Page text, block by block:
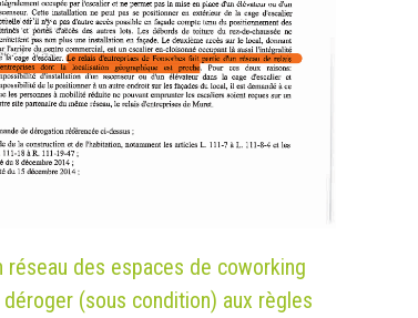
réseau des espaces de coworking
(sous condition) aux règles